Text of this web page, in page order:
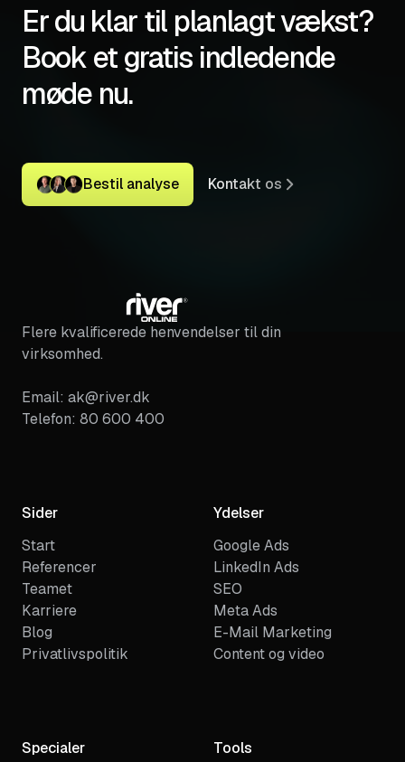
Er du klar til planlagt vækst?
Book et gratis indledende
møde nu.
Bestil analyse Kontakt os
Flere kvalificerede henvendelser til din
virksomhed.
Email: ak@river.dk
Telefon: 80 600 400
Sider
Start
Referencer
Teamet
Karriere
Blog
Privatlivspolitik
Ydelser
Google Ads
LinkedIn Ads
SEO
Meta Ads
E-Mail Marketing
Content og video
Specialer
Tools